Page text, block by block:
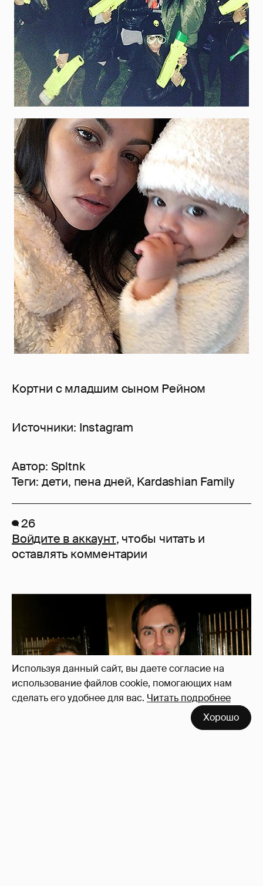
Используя данный сайт, вы даете согласие на
использование файлов cookie, помогающих нам
сделать его удобнее для вас. Читать подробнее
Хорошо
Кортни с младшим сыном Рейном
Источники: Instagram
Автор: Spltnk
Теги: дети, пена дней, Kardashian Family
26
Войдите в аккаунт, чтобы читать и
оставлять комментарии